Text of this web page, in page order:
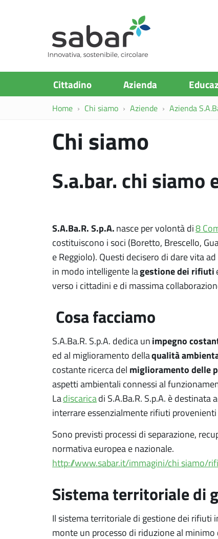
Cittadino Azienda
Home Chi siamo Aziende Azienda
Chi siamo
S.a.bar. chi siamo
S.A.Ba.R. S.p.A. nasce per volontà di8
costituiscono i soci (Boretto, Brescello,
e Reggiolo). Questi decisero di dare vita
in modo intelligente lagestione dei rifiuti
verso i cittadini e di massima
Cosa facciamo
S.A.Ba.R. S.p.A. dedica un impegno
ed al miglioramento dellaqualità
costante ricerca del miglioramento delle
aspetti ambientali connessi al
Ladiscaricadi S.A.Ba.R. S.p.A. è
interrare essenzialmente rifiuti
Sono previsti processi di separazione,
normativa europea e nazionale.
http://www.sabar.it/immagini/chi siamo/
Sistema territoriale di
Il sistema territoriale di gestione dei rifiuti
monte un processo di riduzione al